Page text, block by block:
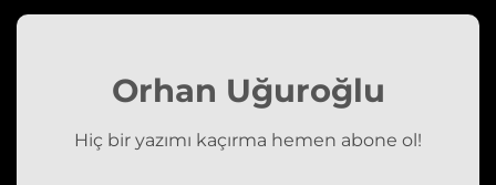
Orhan Uğuroğlu
Hiç bir yazımı kaçırma hemen abone ol!